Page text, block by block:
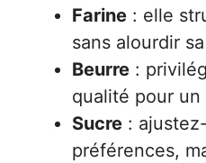
Farine : elle
sans alourdir
Beurre :
qualité pour
Sucre :
préférences,